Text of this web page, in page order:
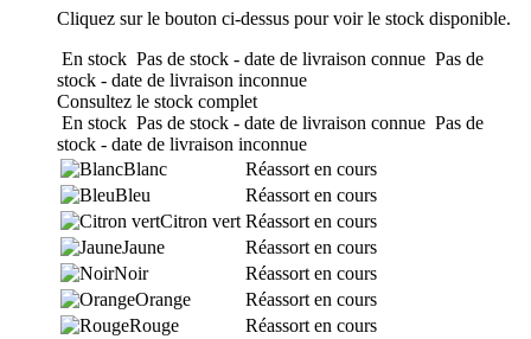
Cliquez sur le bouton ci-dessus pour voir le stock disponible.
En stock Pas de stock - date de livraison connue Pas de
stock - date de livraison inconnue
Consultez le stock complet
En stock Pas de stock - date de livraison connue Pas de
stock - date de livraison inconnue
Blanc
Réassort en cours
Bleu
Réassort en cours
Citron vert Réassort en cours
Jaune
Réassort en cours
Noir
Réassort en cours
Orange
Réassort en cours
Rouge
Réassort en cours